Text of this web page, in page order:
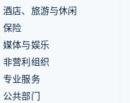
酒店、旅游与休闲
保险
媒体与娱乐
非营利组织
专业服务
公共部门